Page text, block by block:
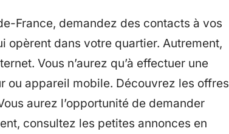
France, demandez des contacts à vos
opèrent dans votre quartier. Autrement,
Vous n’aurez qu’à effectuer une
ou appareil mobile. Découvrez les offres
aurez l’opportunité de demander
consultez les petites annonces en